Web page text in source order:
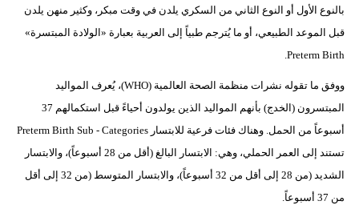
بالنوع الأول أو النوع الثاني من السكري يلدن في وقت مبكر، وكثير منهن يلدن
قبل الموعد الطبيعي، أو ما يُترجم طبياً إلى العربية بعبارة «الولادة المبتسرة»
Preterm Birth.
ووفق ما تقوله نشرات منظمة الصحة العالمية (WHO)، يُعرف المواليد
المبتسرون (الخدج) بأنهم المواليد الذين يولدون أحياءً قبل استكمالهم 37
أسبوعاً من الحمل. وهناك فئات فرعية للابتسار Preterm Birth Sub - Categories
تستند إلى العمر الحملي، وهي: الابتسار البالغ (أقل من 28 أسبوعاً)، والابتسار
الشديد (من 28 إلى أقل من 32 أسبوعاً)، والابتسار المتوسط (من 32 إلى أقل
من 37 أسبوعاً.